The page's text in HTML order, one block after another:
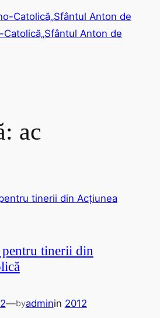
Catolică„Sfântul Anton de
ac
tinerii din
—byadminin 2012